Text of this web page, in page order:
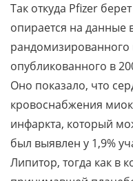
Так откуда Pfizer
опирается на данные
рандомизированного
опубликованного в
Оно показало, что
кровоснабжения
инфаркта, который
был выявлен у 1,9%
Липитор, тогда как в